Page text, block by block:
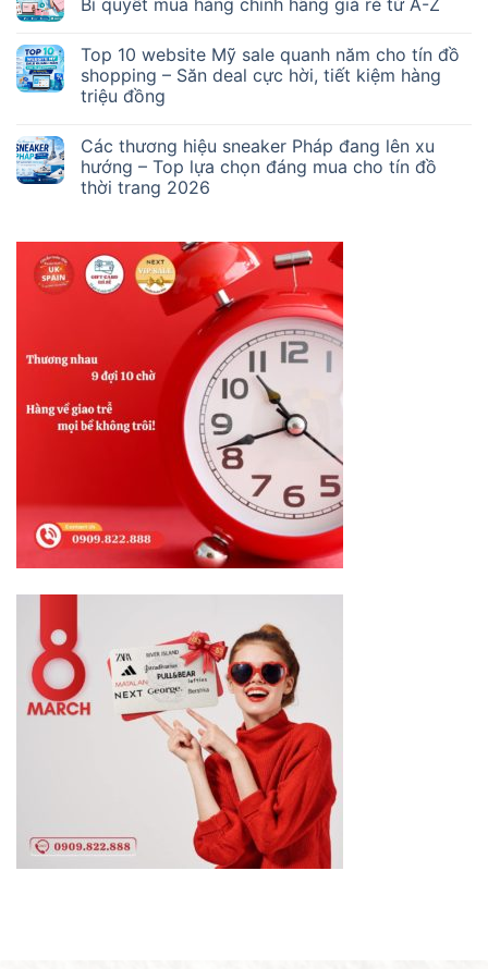
Bí quyết mua hàng chính hãng giá rẻ từ A-Z
Top 10 website Mỹ sale quanh năm cho tín đồ
shopping – Săn deal cực hời, tiết kiệm hàng
triệu đồng
Các thương hiệu sneaker Pháp đang lên xu
hướng – Top lựa chọn đáng mua cho tín đồ
thời trang 2026